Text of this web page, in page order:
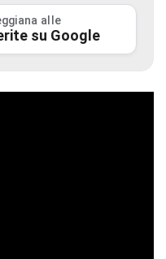
alle
su Google